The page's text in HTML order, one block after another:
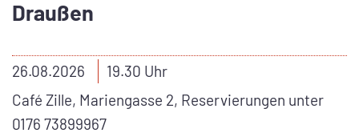
Draußen
26.08.2026
19.30 Uhr
Café Zille, Mariengasse 2, Reservierungen unter
0176 73899967